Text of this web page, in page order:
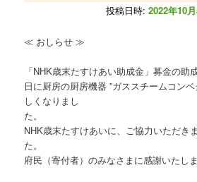
投稿日時: 2022年10
≪ おしらせ ≫
「NHK歳末たすけあい助成金」募金の助
日に厨房の厨房機器 ”ガススチームコン
しくなりまし
た
NHK歳末たすけあいに、ご協力いただき
た
府民（寄付者）のみなさまに感謝いたしま